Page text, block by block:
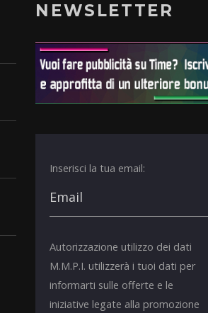
NEWSLETTER
Inserisci la tua email:
Autorizzazione utilizzo dei dati
M.M.P.I. utilizzerà i tuoi dati per
informarti sulle offerte e le
iniziative legate alla promozione